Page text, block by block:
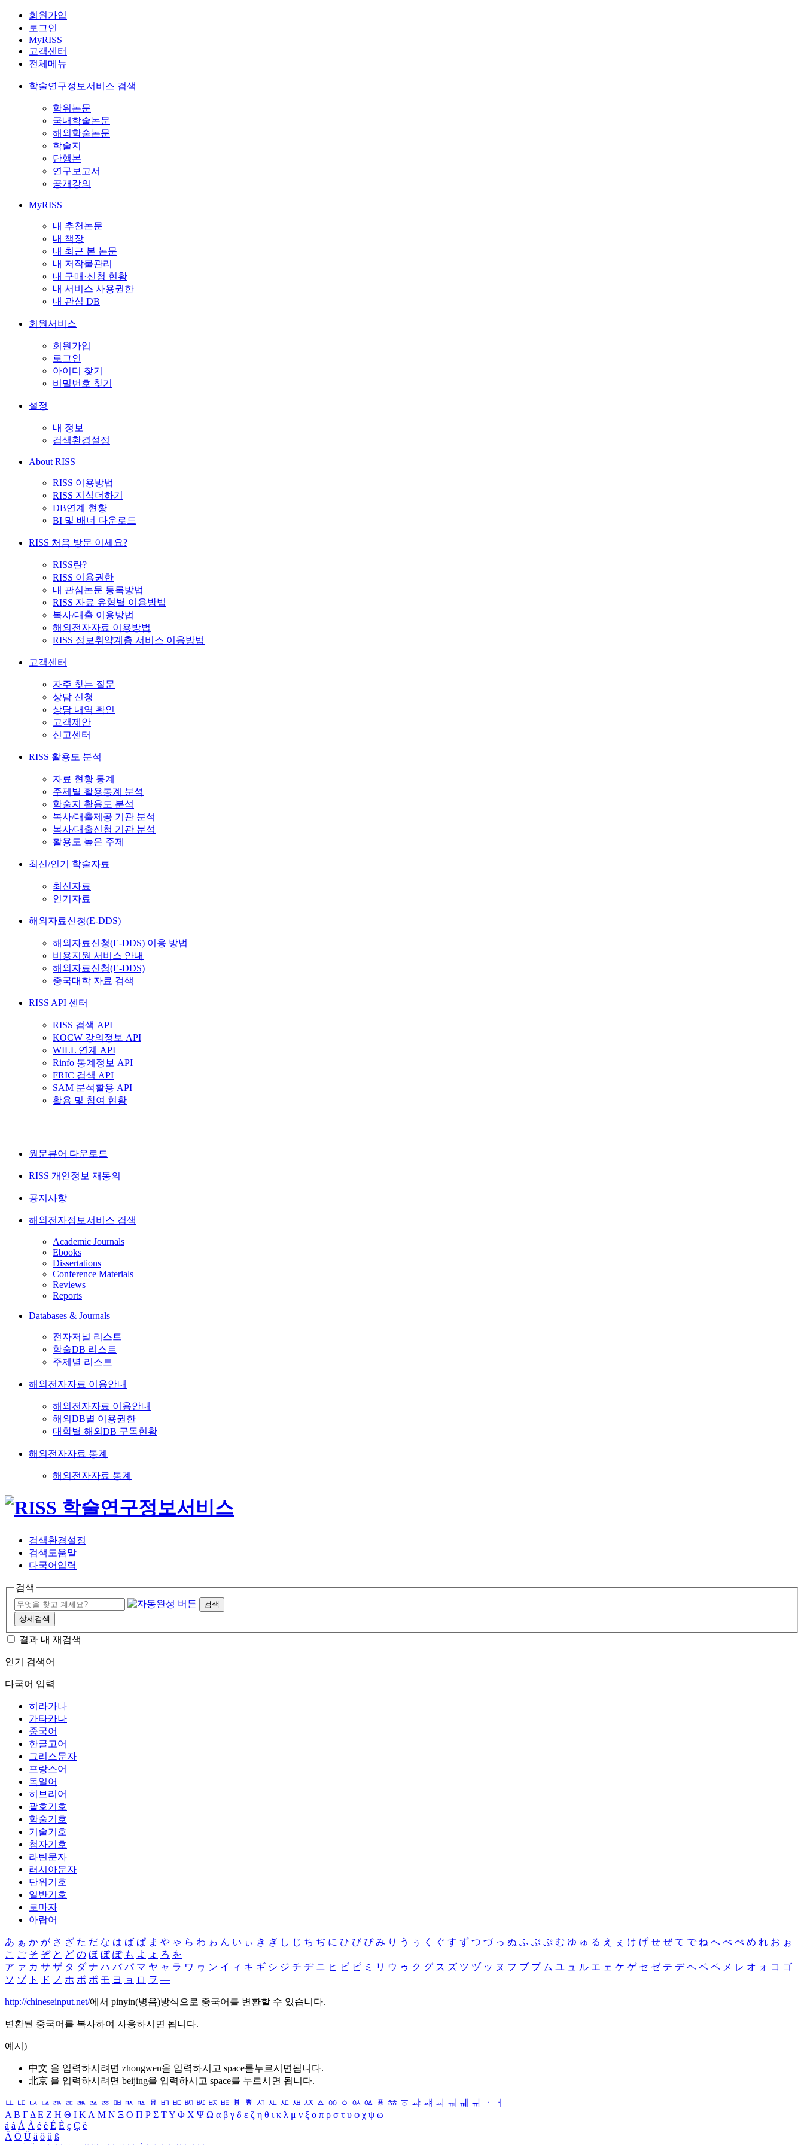
회원가입
로그인
MyRISS
고객센터
전체메뉴
학술연구정보서비스 검색
학위논문
국내학술논문
해외학술논문
학술지
단행본
연구보고서
공개강의
MyRISS
내 추천논문
내 책장
내 최근 본 논문
내 저작물관리
내 구매·신청 현황
내 서비스 사용권한
내 관심 DB
회원서비스
회원가입
로그인
아이디 찾기
비밀번호 찾기
설정
내 정보
검색환경설정
About RISS
RISS 이용방법
RISS 지식더하기
DB연계 현황
BI 및 배너 다운로드
RISS 처음 방문 이세요?
RISS란?
RISS 이용권한
내 관심논문 등록방법
RISS 자료 유형별 이용방법
복사/대출 이용방법
해외전자자료 이용방법
RISS 정보취약계층 서비스 이용방법
고객센터
자주 찾는 질문
상담 신청
상담 내역 확인
고객제안
신고센터
RISS 활용도 분석
자료 현황 통계
주제별 활용통계 분석
학술지 활용도 분석
복사/대출제공 기관 분석
복사/대출신청 기관 분석
활용도 높은 주제
최신/인기 학술자료
최신자료
인기자료
해외자료신청(E-DDS)
해외자료신청(E-DDS) 이용 방법
비용지원 서비스 안내
해외자료신청(E-DDS)
중국대학 자료 검색
RISS API 센터
RISS 검색 API
KOCW 강의정보 API
WILL 연계 API
Rinfo 통계정보 API
FRIC 검색 API
SAM 분석활용 API
활용 및 참여 현황
원문뷰어 다운로드
RISS 개인정보 재동의
공지사항
해외전자정보서비스 검색
Academic Journals
Ebooks
Dissertations
Conference Materials
Reviews
Reports
Databases & Journals
전자저널 리스트
학술DB 리스트
주제별 리스트
해외전자자료 이용안내
해외전자자료 이용안내
해외DB별 이용권한
대학별 해외DB 구독현황
해외전자자료 통계
해외전자자료 통계
검색환경설정
검색도움말
다국어입력
검색
검색
상세검색
결과 내 재검색
인기 검색어
다국어 입력
히라가나
가타카나
중국어
한글고어
그리스문자
프랑스어
독일어
히브리어
괄호기호
학술기호
기술기호
첨자기호
라틴문자
러시아문자
단위기호
일반기호
로마자
아랍어
あ ぁ か が さ ざ た だ な は ば ぱ ま や ゃ ら わ ゎ ん い ぃ き ぎ し じ ち ぢ に ひ び ぴ み り う ぅ く ぐ す ず つ づ っ ぬ ふ ぶ ぷ む ゆ ゅ る え ぇ け げ せ ぜ て で ね へ べ ぺ め れ お ぉ
こ ご そ ぞ と ど の ほ ぼ ぽ も よ ょ ろ を
ア ァ カ サ ザ タ ダ ナ ハ バ パ マ ヤ ャ ラ ワ ヮ ン イ ィ キ ギ シ ジ チ ヂ ニ ヒ ビ ピ ミ リ ウ ゥ ク グ ス ズ ツ ヅ ッ ヌ フ ブ プ ム ユ ュ ル エ ェ ケ ゲ セ ゼ テ デ ヘ ベ ペ メ レ オ ォ コ ゴ
ソ ゾ ト ド ノ ホ ボ ポ モ ヨ ョ ロ ヲ ―
http://chineseinput.net/에서 pinyin(병음)방식으로 중국어를 변환할 수 있습니다.
변환된 중국어를 복사하여 사용하시면 됩니다.
예시)
中文 을 입력하시려면 zhongwen을 입력하시고 space를누르시면됩니다.
北京 을 입력하시려면 beijing을 입력하시고 space를 누르시면 됩니다.
ㅥ ㅦ ㅧ ㅨ ㅩ ㅪ ㅫ ㅬ ㅭ ㅮ ㅯ ㅰ ㅱ ㅲ ㅳ ㅴ ㅵ ㅶ ㅷ ㅸ ㅹ ㅺ ㅻ ㅼ ㅽ ㅾ ㅿ ㆀ ㆁ ㆂ ㆃ ㆄ ㆅ ㆆ ㆇ ㆈ ㆉ ㆊ ㆋ ㆌ ㆍ
ㆎ
Α Β ΓΔ Ε Ζ Η Θ Ι ΚΛ Μ Ν Ξ Ο Π Ρ Σ ΤΥ Φ Χ Ψ Ω α β γ δ ε ζ η θ ι κ λ μ ν ξ ο π ρ σ τ υ φ χ ψ ω
á à Á À é è É È ç Ç ê
Ä Ö Ü ä ö ü ß